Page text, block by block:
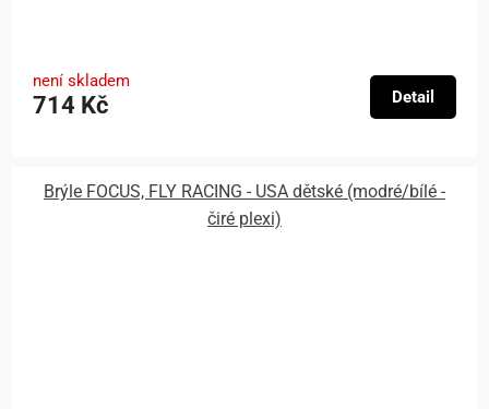
není skladem
714 Kč Detail
Brýle FOCUS, FLY RACING - USA dětské (modré/bílé -
čiré plexi)